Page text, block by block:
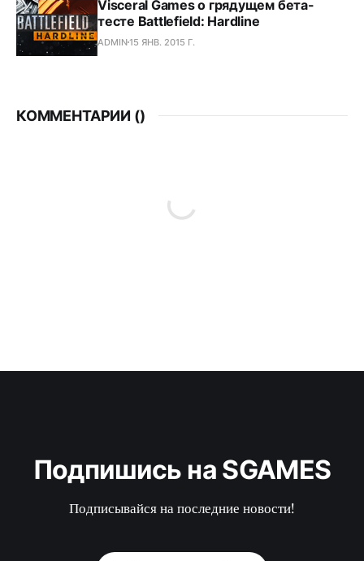
Visceral Games о грядущем бета-
тесте Battlefield: Hardline
ADMIN15 ЯНВ. 2015 Г.
КОММЕНТАРИИ ()
Подпишись на SGAMES
Подписывайся на последние новости!